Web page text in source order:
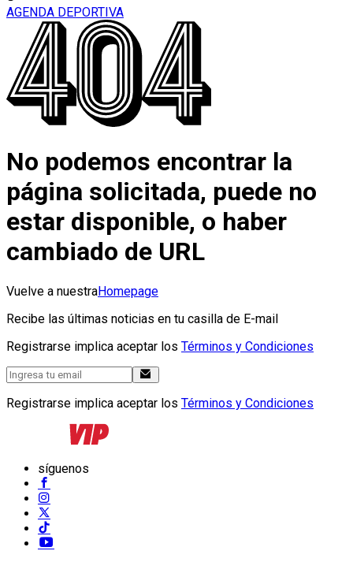
AGENDA DEPORTIVA
No podemos encontrar la
página solicitada, puede no
estar disponible, o haber
cambiado de URL
Vuelve a nuestraHomepage
Recibe las últimas noticias en tu casilla de E-mail
Registrarse implica aceptar los Términos y Condiciones
Registrarse implica aceptar los Términos y Condiciones
síguenos